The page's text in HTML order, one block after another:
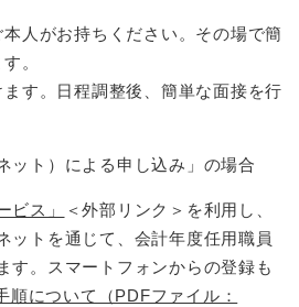
人がお持ちください。その場で簡
。
す。日程調整後、簡単な面接を行
ット）による申し込み」の場合
ビス」 ＜外部リンク＞ を利用し、
ットを通じて、会計年度任用職員
す。スマートフォンからの登録も
順について（PDFファイル：